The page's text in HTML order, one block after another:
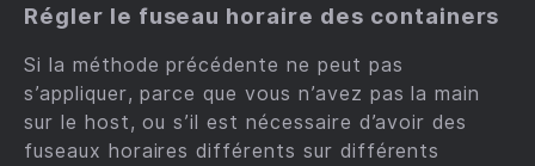
Régler le fuseau horaire des containers
Si la méthode précédente ne peut pas
s’appliquer, parce que vous n’avez pas la main
sur le host, ou s’il est nécessaire d’avoir des
fuseaux horaires différents sur différents